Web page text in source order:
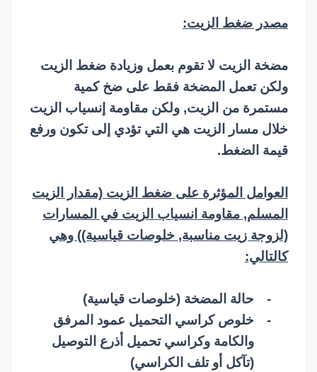
مصدر ضغط الزيت:
مضخة الزيت لا تقوم بعمل وزيادة ضغط الزيت
ولكن تعمل المضخة فقط على ضخ كمية
مستمرة من الزيت, ولكن مقاومة إنسياب الزيت
خلال مسار الزيت هي التي تؤدي إلى تكون ورفع
قيمة الضغط.
العوامل المؤثرة على ضغط الزيت (مقدار الزيت
المسلم, مقاومة انسياب الزيت في المسارات
(لزوجة زيت مناسبة, خلوصات قياسية)) وهي
كالتالي:
-
حالة المضخة (خلوصات قياسية)
-
خلوص كراسي التحميل عمود المرفق
والكامة وكراسي تحميل أذرع التوصيل
(تآكل أو تلف الكراسي)